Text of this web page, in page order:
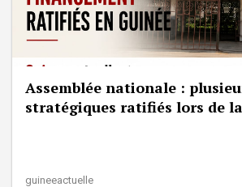
Assemblée nationale :
stratégiques ratifiés lors de
guineeactuelle